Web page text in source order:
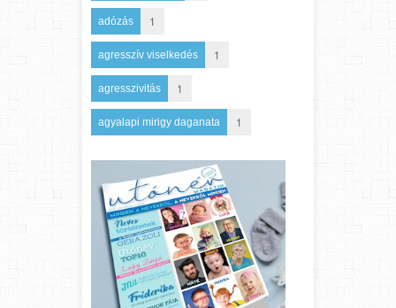
adózás 1
agresszív viselkedés 1
agresszivitás 1
agyalapi mirigy daganata 1